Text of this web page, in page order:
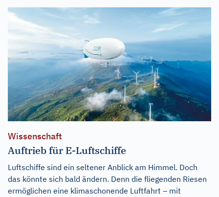
Wissenschaft
Auftrieb für E-Luftschiffe
Luftschiffe sind ein seltener Anblick am Himmel. Doch
das könnte sich bald ändern. Denn die fliegenden Riesen
ermöglichen eine klimaschonende Luftfahrt – mit